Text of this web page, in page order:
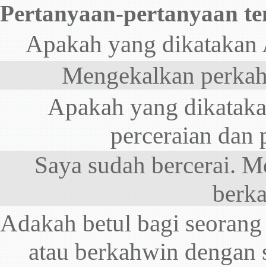
Pertanyaan-pertanyaan
Apakah yang
Mengekalkan
Apakah yang
perceraian dan
Saya sudah bercerai.
Adakah betul bagi
atau berkahwin